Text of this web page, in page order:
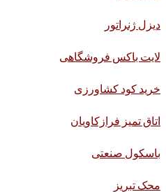
دیزل ژنراتور
لایت باکس فروشگاهی
خرید کود کشاورزی
اتاق تمیز فرازکاویان
باسکول صنعتی
محک تبریز